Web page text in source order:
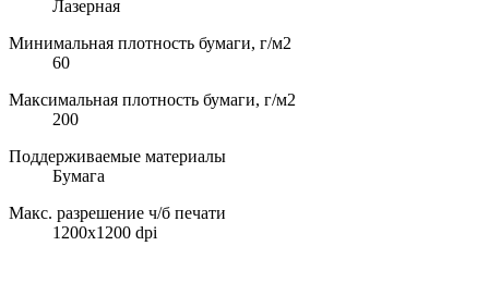
Лазерная
Минимальная плотность бумаги, г/м2
60
Максимальная плотность бумаги, г/м2
200
Поддерживаемые материалы
Бумага
Макс. разрешение ч/б печати
1200x1200 dpi